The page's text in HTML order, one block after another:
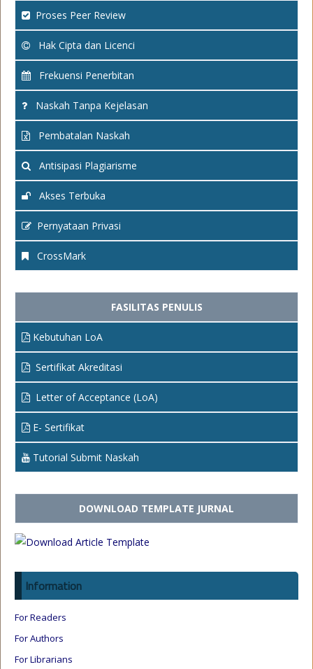
Proses Peer Review
Hak Cipta dan Licenci
Frekuensi Penerbitan
Naskah Tanpa Kejelasan
Pembatalan Naskah
Antisipasi Plagiarisme
Akses Terbuka
Pernyataan Privasi
CrossMark
FASILITAS PENULIS
Kebutuhan LoA
Sertifikat Akreditasi
Letter of Acceptance (LoA)
E- Sertifikat
Tutorial Submit Naskah
DOWNLOAD TEMPLATE JURNAL
Information
For Readers
For Authors
For Librarians